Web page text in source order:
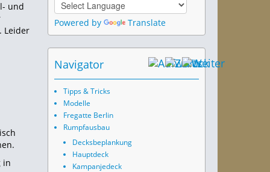
und
Leider
in
Powered by Translate
Navigator
Tipps & Tricks
Modelle
Fregatte Berlin
Rumpfausbau
Decksbeplankung
Hauptdeck
Kampanjedeck